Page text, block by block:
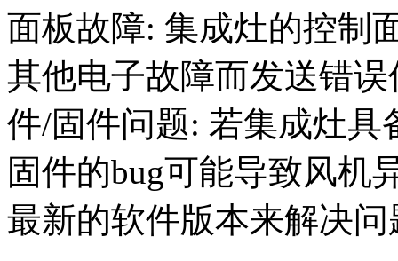
面板故障: 集成灶的控制
其他电子故障而发送错
件/固件问题: 若集成灶
固件的bug可能导致风机
最新的软件版本来解决问